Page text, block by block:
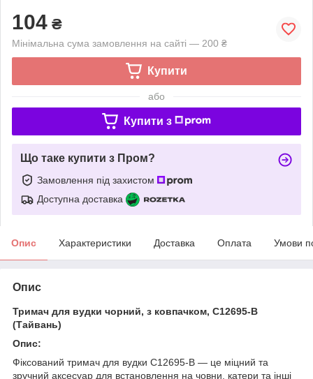
104 ₴
Мінімальна сума замовлення на сайті — 200 ₴
Купити
або
Купити з
Що таке купити з Пром?
Замовлення під захистом
Доступна доставка
Опис Характеристики Доставка Оплата Умови
Опис
Тримач для вудки чорний, з ковпачком, С12695-В
(Тайвань)
Опис:
Фіксований тримач для вудки С12695-В — це міцний та
зручний аксесуар для встановлення на човни, катери та інші